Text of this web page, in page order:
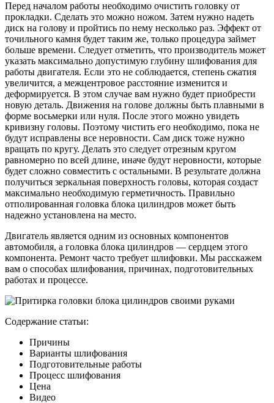
Перед началом работы необходимо очистить головку от
прокладки. Сделать это можно ножом. Затем нужно надеть
диск на голову и пройтись по нему несколько раз. Эффект от
точильного камня будет таким же, только процедура займет
больше времени. Следует отметить, что производитель может
указать максимально допустимую глубину шлифования для
работы двигателя. Если это не соблюдается, степень сжатия
увеличится, а межцентровое расстояние изменится и
деформируется. В этом случае вам нужно будет приобрести
новую деталь. Движения на голове должны быть плавными в
форме восьмерки или нуля. После этого можно увидеть
кривизну головы. Поэтому чистить его необходимо, пока не
будут исправлены все неровности. Сам диск тоже нужно
вращать по кругу. Делать это следует отрезным кругом
равномерно по всей длине, иначе будут неровности, которые
будет сложно совместить с остальными. В результате должна
получиться зеркальная поверхность головы, которая создаст
максимально необходимую герметичность. Правильно
отполированная головка блока цилиндров может быть
надежно установлена ​​на место.
Двигатель является одним из основных компонентов
автомобиля, а головка блока цилиндров — сердцем этого
компонента. Ремонт часто требует шлифовки. Мы расскажем
вам о способах шлифования, причинах, подготовительных
работах и ​​процессе.
Содержание статьи:
Причины
Варианты шлифования
Подготовительные работы
Процесс шлифования
Цена
Видео